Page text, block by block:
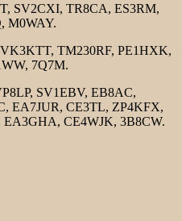
SV2CXI, TR8CA, ES3RM,
M0WAY.
TM230RF, PE1HXK,
7Q7M.
SV1EBV, EB8AC,
EA7JUR, CE3TL, ZP4KFX,
CE4WJK, 3B8CW.